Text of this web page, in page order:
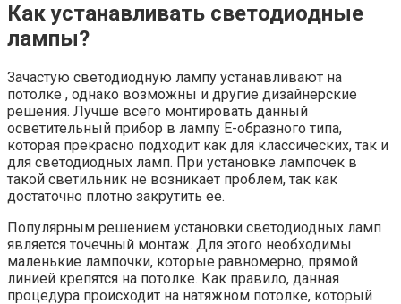
Как устанавливать светодиодные
лампы?
Зачастую светодиодную лампу устанавливают на
потолке , однако возможны и другие дизайнерские
решения. Лучше всего монтировать данный
осветительный прибор в лампу Е-образного типа,
которая прекрасно подходит как для классических, так и
для светодиодных ламп. При установке лампочек в
такой светильник не возникает проблем, так как
достаточно плотно закрутить ее.
Популярным решением установки светодиодных ламп
является точечный монтаж. Для этого необходимы
маленькие лампочки, которые равномерно, прямой
линией крепятся на потолке. Как правило, данная
процедура происходит на натяжном потолке, который